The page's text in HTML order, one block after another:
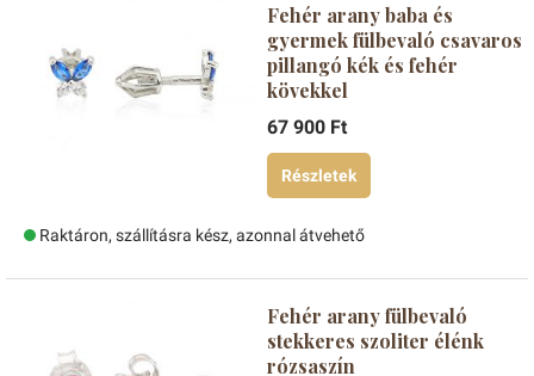
Fehér arany baba és
gyermek fülbevaló csavaros
pillangó kék és fehér
kövekkel
67 900 Ft
Részletek
Raktáron, szállításra kész, azonnal átvehető
Fehér arany fülbevaló
stekkeres szoliter élénk
rózsaszín